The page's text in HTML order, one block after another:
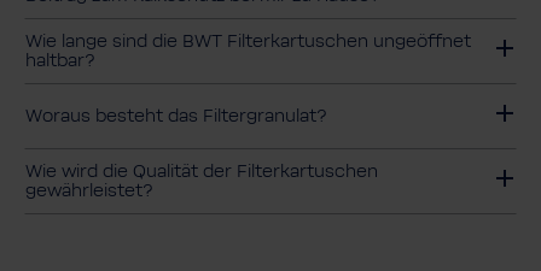
Wie lange sind die BWT Filterkartuschen ungeöffnet
haltbar?
Woraus besteht das Filtergranulat?
Wie wird die Qualität der Filterkartuschen
gewährleistet?